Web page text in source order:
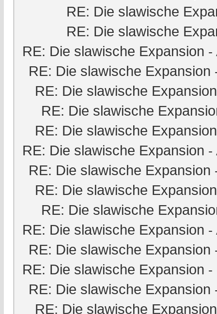
RE: Die slawische
RE: Die slawische
RE: Die slawische Expansion -
RE: Die slawische Expansion
RE: Die slawische Expansion
RE: Die slawische
RE: Die slawische Expansion
RE: Die slawische Expansion -
RE: Die slawische Expansion
RE: Die slawische Expansion
RE: Die slawische
RE: Die slawische Expansion -
RE: Die slawische Expansion
RE: Die slawische Expansion -
RE: Die slawische Expansion
RE: Die slawische Expansion